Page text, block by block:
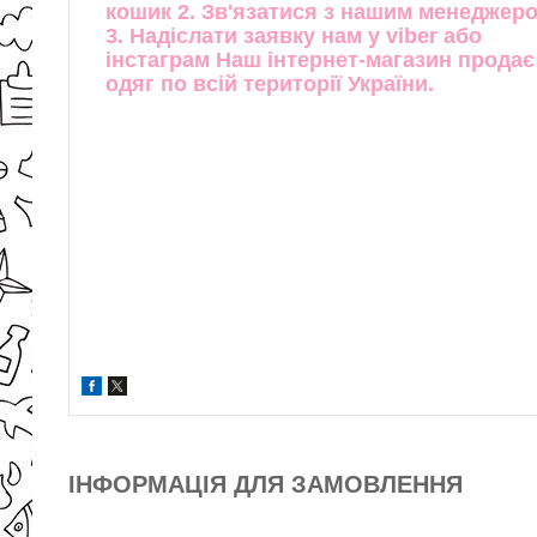
кошик 2. Зв'язатися з нашим
3. Надіслати заявку нам у viber або
інстаграм Наш інтернет-магазин продає
одяг по всій території України.
ІНФОРМАЦІЯ ДЛЯ ЗАМОВЛЕННЯ